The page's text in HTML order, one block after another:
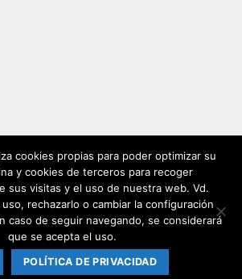
Visa MasterCardCash
On
Delivery
RENT A BIKE
POLÍTICA DE PRIVACIDAD
LEGAL
POLÍTICA DE COOKIES
Y CONDICIONES
2026 © Bicicletas La Estación.
cookies propias para poder optimizar su
y cookies de terceros para recoger
sus visitas y el uso de nuestra web. Vd.
rechazarlo o cambiar la configuración
caso de seguir navegando, se considerará
que se acepta el uso.
POLÍTICA DE PRIVACIDAD